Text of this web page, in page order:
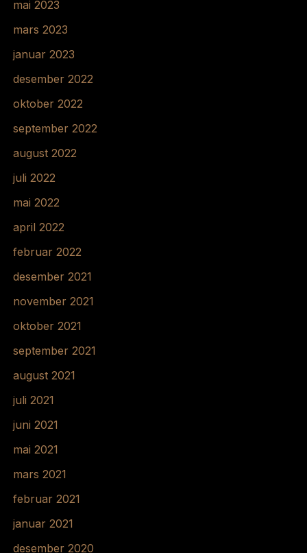
mai 2023
mars 2023
januar 2023
desember 2022
oktober 2022
september 2022
august 2022
juli 2022
mai 2022
april 2022
februar 2022
desember 2021
november 2021
oktober 2021
september 2021
august 2021
juli 2021
juni 2021
mai 2021
mars 2021
februar 2021
januar 2021
desember 2020